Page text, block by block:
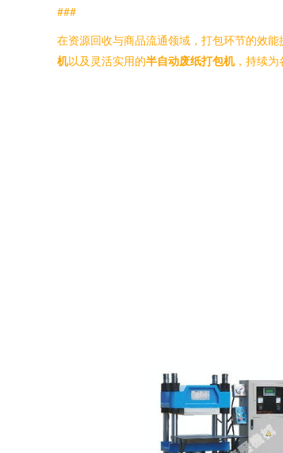
###
在资源回收与商品流通领域，打包环节的效
机以及灵活实用的半自动废纸打包机，持续为